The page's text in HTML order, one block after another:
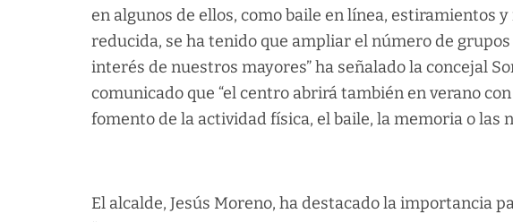
en algunos de ellos, como baile en línea, estiramientos
reducida, se ha tenido que ampliar el número de
interés de nuestros mayores” ha señalado la concejal
comunicado que “el centro abrirá también en verano
fomento de la actividad física, el baile, la memoria o las
El alcalde, Jesús Moreno, ha destacado la importancia